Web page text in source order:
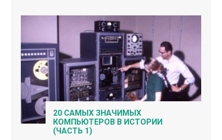
20 САМЫХ ЗНАЧИМЫХ
КОМПЬЮТЕРОВ В ИСТОРИИ
(ЧАСТЬ 1)